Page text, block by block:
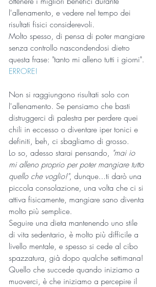
l'allenamento, e vedere nel tempo dei
risultati fisici considerevoli.
Molto spesso, di pensa di poter mangiare
senza controllo nascondendosi dietro
questa frase: "tanto mi alleno tutti i giorni".
ERRORE!
Non si raggiungono risultati solo con
l'allenamento. Se pensiamo che basti
distruggerci di palestra per perdere quei
chili in eccesso o diventare iper tonici e
definiti, beh, ci sbagliamo di grosso.
Lo so, adesso starai pensando, "mai io
mi alleno proprio per poter mangiare tutto
quello che voglio!", dunque...ti darò una
piccola consolazione, una volta che ci si
attiva fisicamente, mangiare sano diventa
molto più semplice.
Seguire una dieta mantenendo uno stile
di vita sedentario, è molto più difficile a
livello mentale, e spesso si cede al cibo
spazzatura, già dopo qualche settimana!
Quello che succede quando iniziamo a
muoverci, è che iniziamo a percepire il